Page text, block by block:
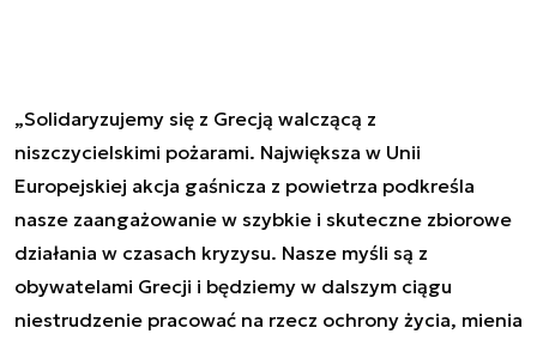
„Solidaryzujemy się z Grecją walczącą z
niszczycielskimi pożarami. Największa w Unii
Europejskiej akcja gaśnicza z powietrza podkreśla
nasze zaangażowanie w szybkie i skuteczne zbiorowe
działania w czasach kryzysu. Nasze myśli są z
obywatelami Grecji i będziemy w dalszym ciągu
niestrudzenie pracować na rzecz ochrony życia, mienia